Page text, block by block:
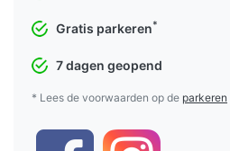
Gratis parkeren*
7 dagen geopend
* Lees de voorwaarden op de parkeren